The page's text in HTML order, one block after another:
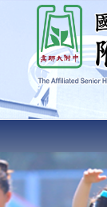
內
容
國立高雄師
High
AFFILIATED